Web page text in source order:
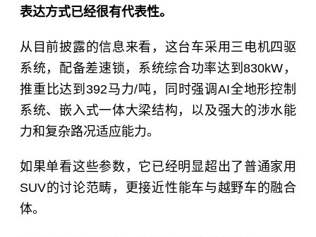
表达方式已经很有代表性。
从目前披露的信息来看，这台车采用三电机四驱
系统，配备差速锁，系统综合功率达到830kW，
推重比达到392马力/吨，同时强调AI全地形控制
系统、嵌入式一体大梁结构，以及强大的涉水能
力和复杂路况适应能力。
如果单看这些参数，它已经明显超出了普通家用
SUV的讨论范畴，更接近性能车与越野车的融合
体。